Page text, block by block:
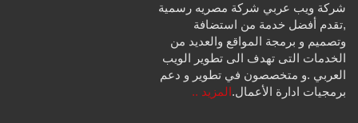
شركة ويب عربي شركة مصريه رسمية
,تقدم أفضل خدمة من استضافة
وتصميم و برمجة المواقع والعديد من
الخدمات التى تهدف الى تطوير الويب
العربي .و متخصصون في تطوير و دعم
برمجيات ادارة الأعمال.المزيد ..